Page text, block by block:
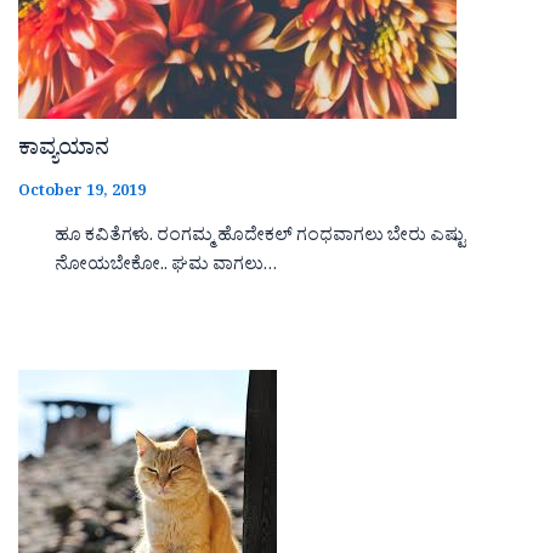
ಕಾವ್ಯಯಾನ
October 19, 2019
ಹೂ ಕವಿತೆಗಳು. ರಂಗಮ್ಮ ಹೊದೇಕಲ್ ಗಂಧವಾಗಲು ಬೇರು ಎಷ್ಟು
ನೋಯಬೇಕೋ.. ಘಮ ವಾಗಲು…